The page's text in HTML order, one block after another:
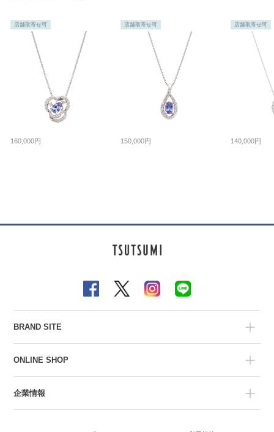
店舗取寄せ可
160,000円
店舗取寄せ可
150,000円
店舗取寄せ可
140,000円
BRAND SITE
ONLINE SHOP
企業情報